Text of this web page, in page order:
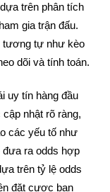
trên phân tích
gia trận đấu.
tương tự như kèo
dõi và tính toán.
uy tín hàng đầu
nhật rõ ràng,
các yếu tố như
đưa ra odds hợp
trên tỷ lệ odds
đặt cược ban